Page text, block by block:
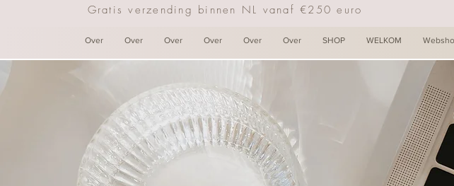
Gratis verzending binnen NL vanaf €250 euro
Over Over Over Over Over Over SHOP WELKOM